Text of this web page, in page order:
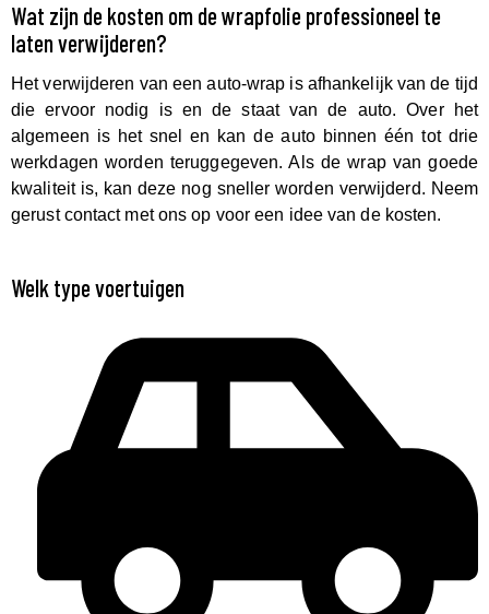
Wat zijn de kosten om de wrapfolie professioneel te
laten verwijderen?
Het verwijderen van een auto-wrap is afhankelijk van de tijd
die ervoor nodig is en de staat van de auto. Over het
algemeen is het snel en kan de auto binnen één tot drie
werkdagen worden teruggegeven. Als de wrap van goede
kwaliteit is, kan deze nog sneller worden verwijderd. Neem
gerust contact met ons op voor een idee van de kosten.
Welk type voertuigen